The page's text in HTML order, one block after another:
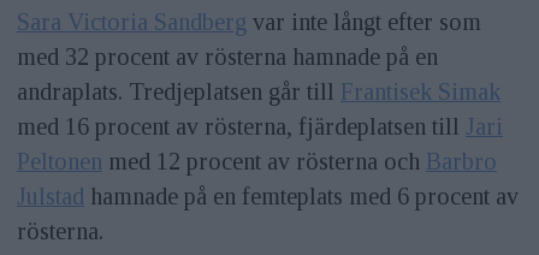
Sara Victoria Sandberg var inte långt efter som
med 32 procent av rösterna hamnade på en
andraplats. Tredjeplatsen går till Frantisek Simak
med 16 procent av rösterna, fjärdeplatsen till Jari
Peltonen med 12 procent av rösterna och Barbro
Julstad hamnade på en femteplats med 6 procent av
rösterna.